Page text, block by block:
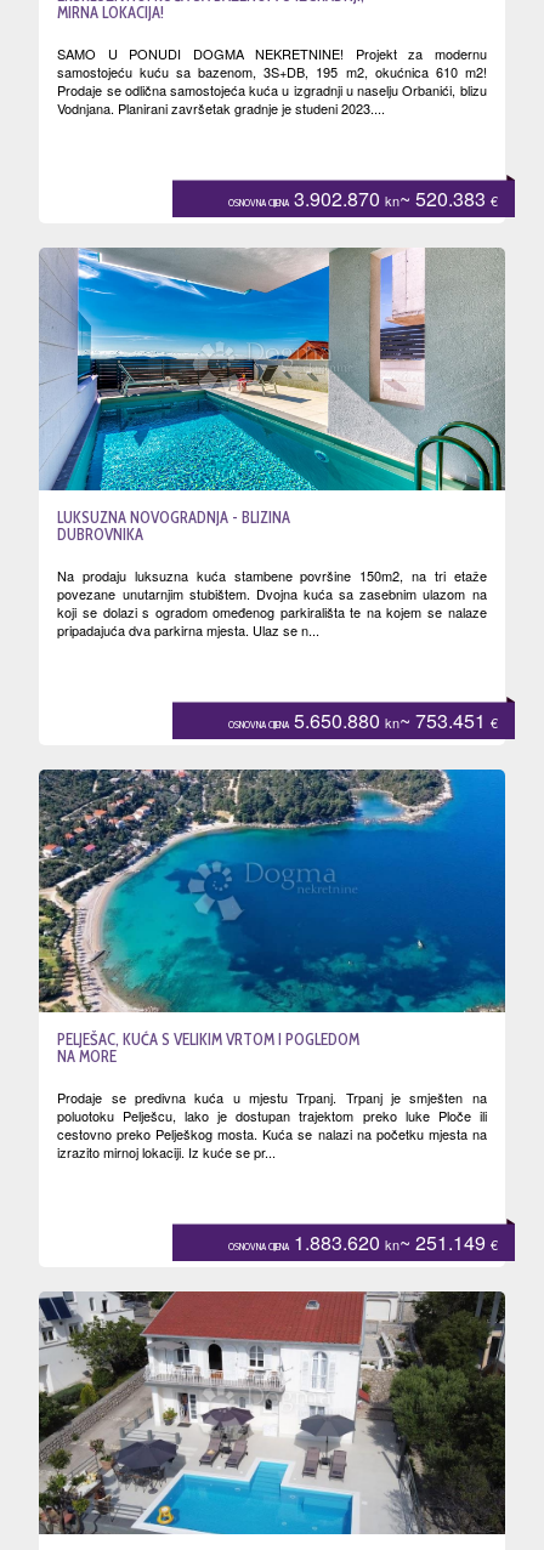
MIRNA LOKACIJA!
SAMO U PONUDI DOGMA NEKRETNINE! Projekt za modernu
samostojeću kuću sa bazenom, 3S+DB, 195 m2, okućnica 610 m2!
Prodaje se odlična samostojeća kuća u izgradnji u naselju Orbanići, blizu
Vodnjana. Planirani završetak gradnje je studeni 2023....
OSNOVNA CIJENA 3.902.870 kn~ 520.383 €
LUKSUZNA NOVOGRADNJA - BLIZINA
DUBROVNIKA
Na prodaju luksuzna kuća stambene površine 150m2, na tri etaže
povezane unutarnjim stubištem. Dvojna kuća sa zasebnim ulazom na
koji se dolazi s ogradom omeđenog parkirališta te na kojem se nalaze
pripadajuća dva parkirna mjesta. Ulaz se n...
OSNOVNA CIJENA 5.650.880 kn~ 753.451 €
PELJEŠAC, KUĆA S VELIKIM VRTOM I POGLEDOM
NA MORE
Prodaje se predivna kuća u mjestu Trpanj. Trpanj je smješten na
poluotoku Pelješcu, lako je dostupan trajektom preko luke Ploče ili
cestovno preko Pelješkog mosta. Kuća se nalazi na početku mjesta na
izrazito mirnoj lokaciji. Iz kuće se pr...
OSNOVNA CIJENA 1.883.620 kn~ 251.149 €